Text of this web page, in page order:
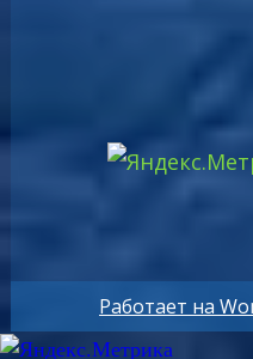
Работает на